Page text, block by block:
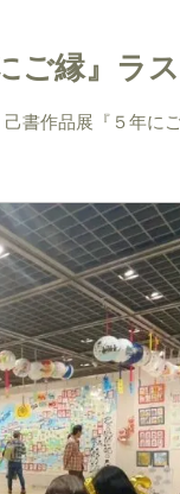
ご縁』ラス
書作品展『５年に